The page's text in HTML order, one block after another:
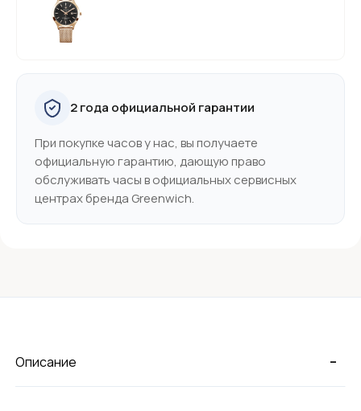
2 года официальной гарантии
При покупке часов у нас, вы получаете
официальную гарантию, дающую право
обслуживать часы в официальных сервисных
центрах бренда Greenwich.
-
Описание